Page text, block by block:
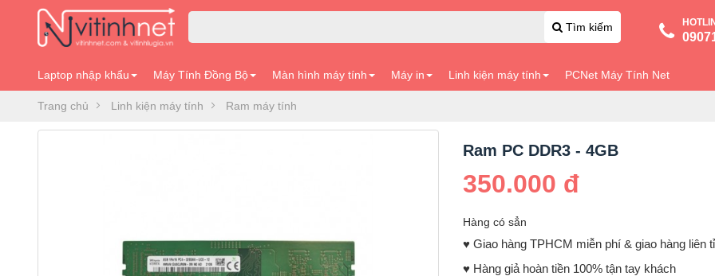
Tìm kiếm
Laptop nhập khẩu Máy Tính Đồng Bộ Màn hình máy tính Máy in Linh kiện máy tính PCNet Máy Tính Net
Trang chủ Linh kiện máy tính Ram máy tính
Ram PC DDR3 - 4GB
350.000 đ
Hàng có sẳn
♥️ Giao hàng TPHCM miễn phí & giao hàng liên
♥️ Hàng giả hoàn tiền 100% tận tay khách